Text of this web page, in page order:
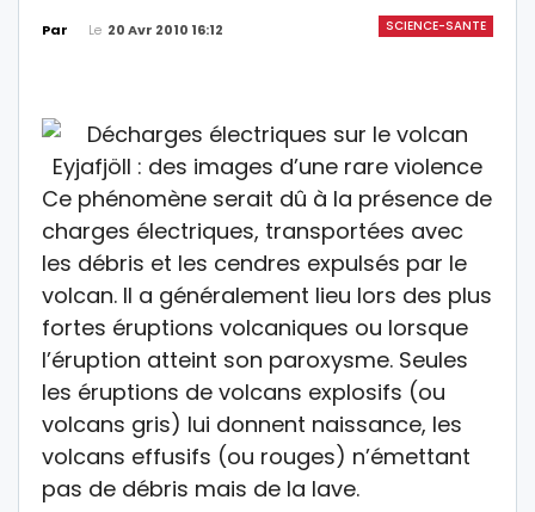
SCIENCE-SANTE
Par Le 20 Avr 2010 16:12
Ce phénomène serait dû à la présence de
charges électriques, transportées avec
les débris et les cendres expulsés par le
volcan. Il a généralement lieu lors des plus
fortes éruptions volcaniques ou lorsque
l’éruption atteint son paroxysme. Seules
les éruptions de volcans explosifs (ou
volcans gris) lui donnent naissance, les
volcans effusifs (ou rouges) n’émettant
pas de débris mais de la lave.